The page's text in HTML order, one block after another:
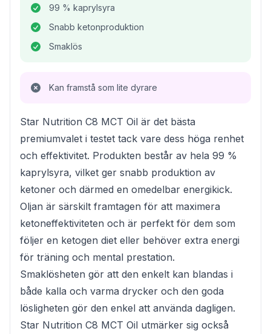
99 % kaprylsyra
Snabb ketonproduktion
Smaklös
Kan framstå som lite dyrare
Star Nutrition C8 MCT Oil är det bästa
premiumvalet i testet tack vare dess höga renhet
och effektivitet. Produkten består av hela 99 %
kaprylsyra, vilket ger snabb produktion av
ketoner och därmed en omedelbar energikick.
Oljan är särskilt framtagen för att maximera
ketoneffektiviteten och är perfekt för dem som
följer en ketogen diet eller behöver extra energi
för träning och mental prestation.
Smaklösheten gör att den enkelt kan blandas i
både kalla och varma drycker och den goda
lösligheten gör den enkel att använda dagligen.
Star Nutrition C8 MCT Oil utmärker sig också